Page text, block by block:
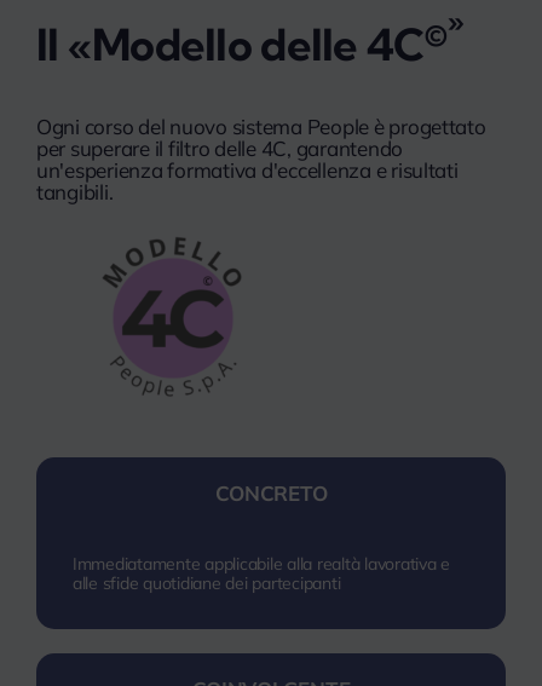
Il «Modello delle 4C©»
Ogni corso del nuovo sistema People è progettato
per superare il filtro delle 4C, garantendo
un'esperienza formativa d'eccellenza e risultati
tangibili.
CONCRETO
Immediatamente applicabile alla realtà lavorativa e
alle sfide quotidiane dei partecipanti